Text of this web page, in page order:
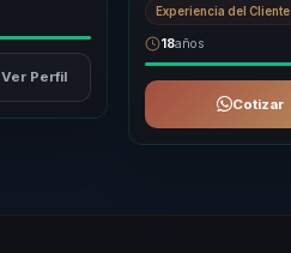
Ver Perfil
Experiencia del Cliente
18años
Cotizar